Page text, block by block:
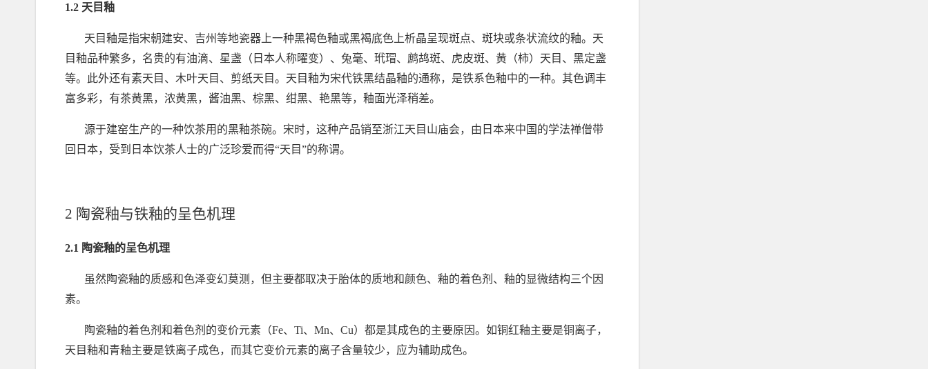
1.2 天目釉
天目釉是指宋朝建安、吉州等地瓷器上一种黑褐色釉或黑褐底色上析晶呈现斑点、斑块或条状流纹的釉。天
目釉品种繁多，名贵的有油滴、星盏（日本人称曜变）、兔毫、玳瑁、鹧鸪斑、虎皮斑、黄（柿）天目、黑定盏
等。此外还有素天目、木叶天目、剪纸天目。天目釉为宋代铁黑结晶釉的通称，是铁系色釉中的一种。其色调丰
富多彩，有茶黄黑，浓黄黑，酱油黑、棕黑、绀黑、艳黑等，釉面光泽稍差。
源于建窑生产的一种饮茶用的黑釉茶碗。宋时，这种产品销至浙江天目山庙会，由日本来中国的学法禅僧带
回日本，受到日本饮茶人士的广泛珍爱而得“天目”的称谓。
2 陶瓷釉与铁釉的呈色机理
2.1 陶瓷釉的呈色机理
虽然陶瓷釉的质感和色泽变幻莫测，但主要都取决于胎体的质地和颜色、釉的着色剂、釉的显微结构三个因
素。
陶瓷釉的着色剂和着色剂的变价元素（Fe、 Ti、 Mn、 Cu）都是其成色的主要原因。如铜红釉主要是铜离子，
天目釉和青釉主要是铁离子成色，而其它变价元素的离子含量较少，应为辅助成色。